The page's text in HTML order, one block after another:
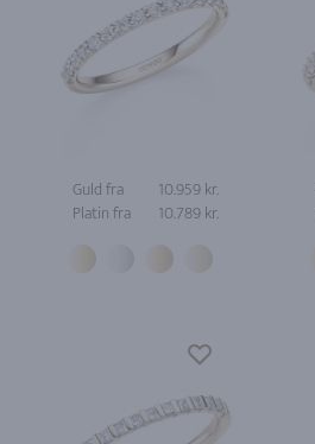
Guld fra
10.959 kr.
Platin fra
10.789 kr.